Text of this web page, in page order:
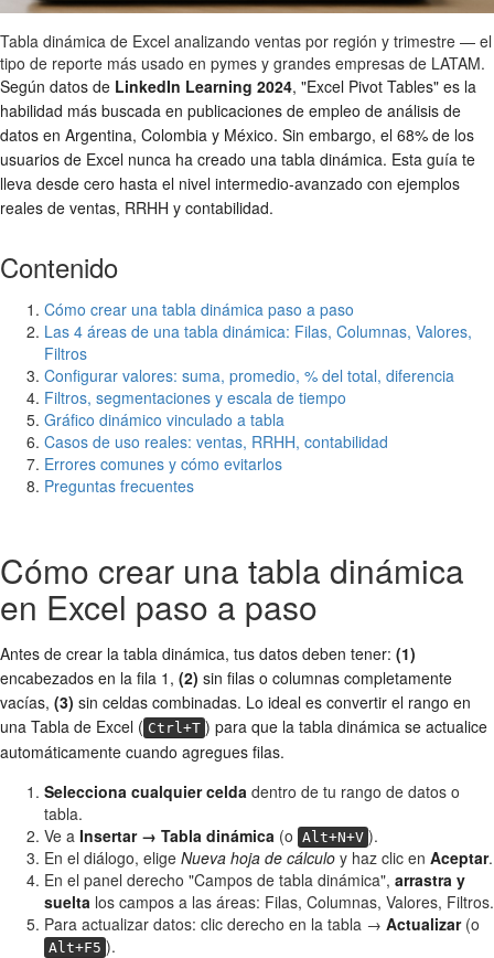
Tabla dinámica de Excel analizando ventas por región y trimestre — el
tipo de reporte más usado en pymes y grandes empresas de LATAM.
Según datos de LinkedIn Learning 2024, "Excel Pivot Tables" es la
habilidad más buscada en publicaciones de empleo de análisis de
datos en Argentina, Colombia y México. Sin embargo, el 68% de los
usuarios de Excel nunca ha creado una tabla dinámica. Esta guía te
lleva desde cero hasta el nivel intermedio-avanzado con ejemplos
reales de ventas, RRHH y contabilidad.
Contenido
Cómo crear una tabla dinámica paso a paso
Las 4 áreas de una tabla dinámica: Filas, Columnas, Valores,
Filtros
Configurar valores: suma, promedio, % del total, diferencia
Filtros, segmentaciones y escala de tiempo
Gráfico dinámico vinculado a tabla
Casos de uso reales: ventas, RRHH, contabilidad
Errores comunes y cómo evitarlos
Preguntas frecuentes
Cómo crear una tabla dinámica
en Excel paso a paso
Antes de crear la tabla dinámica, tus datos deben tener: (1)
encabezados en la fila 1, (2) sin filas o columnas completamente
vacías, (3) sin celdas combinadas. Lo ideal es convertir el rango en
una Tabla de Excel ( Ctrl+T ) para que la tabla dinámica se actualice
automáticamente cuando agregues filas.
Selecciona cualquier celda dentro de tu rango de datos o
tabla.
Ve a Insertar → Tabla dinámica (o Alt+N+V ).
En el diálogo, elige Nueva hoja de cálculo y haz clic en Aceptar.
En el panel derecho "Campos de tabla dinámica", arrastra y
suelta los campos a las áreas: Filas, Columnas, Valores, Filtros.
Para actualizar datos: clic derecho en la tabla → Actualizar(o
Alt+F5 ).